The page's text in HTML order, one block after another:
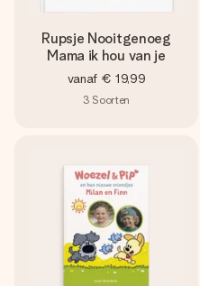
Rupsje Nooitgenoeg
Mama ik hou van je
vanaf € 19,99
3 Soorten